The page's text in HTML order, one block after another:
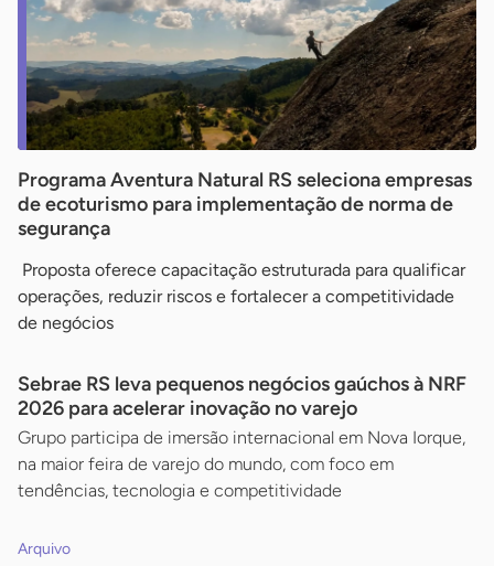
Programa Aventura Natural RS seleciona empresas
de ecoturismo para implementação de norma de
segurança
Proposta oferece capacitação estruturada para qualificar
operações, reduzir riscos e fortalecer a competitividade
de negócios
Sebrae RS leva pequenos negócios gaúchos à NRF
2026 para acelerar inovação no varejo
Grupo participa de imersão internacional em Nova Iorque,
na maior feira de varejo do mundo, com foco em
tendências, tecnologia e competitividade
Arquivo